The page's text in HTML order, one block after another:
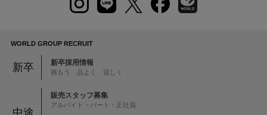
WORLD GROUP RECRUIT
新卒 新卒採用情報
挑もう 品よく 逞しく
販売スタッフ募集
アルバイト・パート・正社員